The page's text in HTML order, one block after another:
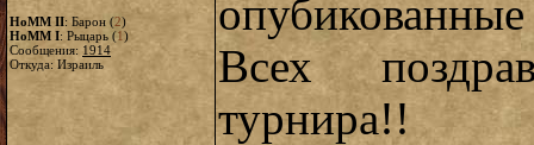
HoMM II: Барон (2)
HoMM I: Рыцарь (1)
Сообщения: 1914
Откуда: Израиль
Всех
турнира!!